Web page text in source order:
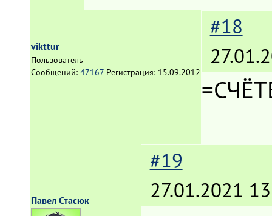
vikttur
Пользователь
Сообщений: 47167 Регистрация: 15.09.2012
#18
Павел Стасюк
#19
27.01.2021